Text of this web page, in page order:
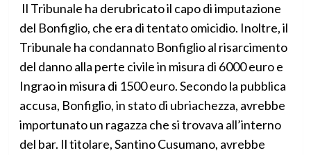
Il Tribunale ha derubricato il capo di imputazione
del Bonfiglio, che era di tentato omicidio. Inoltre, il
Tribunale ha condannato Bonfiglio al risarcimento
del danno alla perte civile in misura di 6000 euro e
Ingrao in misura di 1500 euro. Secondo la pubblica
accusa, Bonfiglio, in stato di ubriachezza, avrebbe
importunato un ragazza che si trovava all’interno
del bar. Il titolare, Santino Cusumano, avrebbe